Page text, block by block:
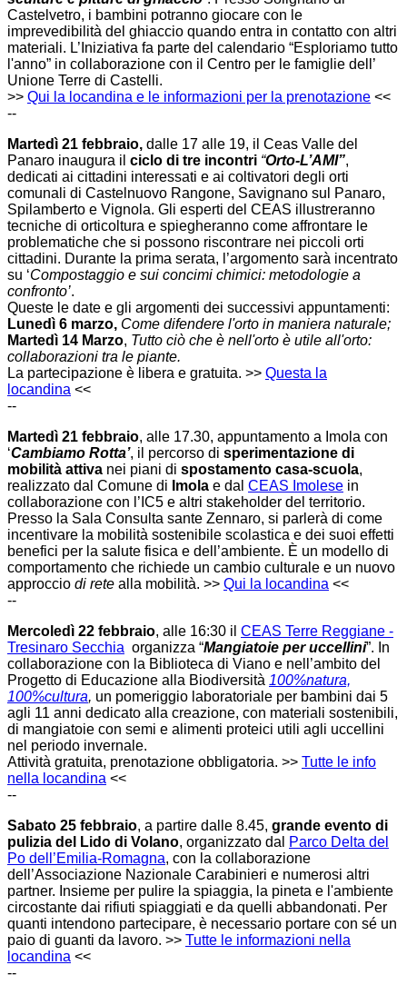
Castelvetro, i bambini potranno giocare con le
imprevedibilità del ghiaccio quando entra in contatto con altri
materiali. L’Iniziativa fa parte del calendario “Esploriamo tutto
l'anno” in collaborazione con il Centro per le famiglie dell’
Unione Terre di Castelli.
>> Qui la locandina e le informazioni per la prenotazione <<
--
Martedì 21 febbraio, dalle 17 alle 19, il Ceas Valle del
Panaro inaugura il ciclo di tre incontri “Orto-L’AMI”,
dedicati ai cittadini interessati e ai coltivatori degli orti
comunali di Castelnuovo Rangone, Savignano sul Panaro,
Spilamberto e Vignola. G li esperti del CEAS illustreranno
tecniche di orticoltura e spiegheranno come affrontare le
problematiche che si possono riscontrare nei piccoli orti
cittadini. Durante la prima serata, l’argomento sarà incentrato
su ‘Compostaggio e sui concimi chimici: metodologie a
confronto’.
Queste le date e gli argomenti dei successivi appuntamenti:
Lunedì 6 marzo, Come difendere l'orto in maniera naturale;
Martedì 14 Marzo, Tutto ciò che è nell'orto è utile all'orto:
collaborazioni tra le piante.
La partecipazione è libera e gratuita. >> Questa la
locandina <<
--
Martedì 21 febbraio, alle 17.30, appuntamento a Imola con
‘Cambiamo Rotta’, il percorso di sperimentazione di
mobilità attiva nei piani di spostamento casa-scuola,
realizzato dal Comune di Imola e dal CEAS Imolese in
collaborazione con l’IC5 e altri stakeholder del territorio.
Presso la Sala Consulta sante Zennaro, si parlerà di come
incentivare la mobilità sostenibile scolastica e dei suoi effetti
benefici per la salute fisica e dell’ambiente. È un modello di
comportamento che richiede un cambio culturale e un nuovo
approccio di rete alla mobilità. >> Qui la locandina <<
--
Mercoledì 22 febbraio, alle 16:30 il CEAS Terre Reggiane -
Tresinaro Secchia organizza “Mangiatoie per uccellini”. In
collaborazione con la Biblioteca di Viano e nell’ambito del
Progetto di Educazione alla Biodiversità 100%natura,
100%cultura, un pomeriggio laboratoriale per bambini dai 5
agli 11 anni dedicato alla creazione, con materiali sostenibili,
di mangiatoie con semi e alimenti proteici utili agli uccellini
nel periodo invernale.
Attività gratuita, prenotazione obbligatoria. >> Tutte le info
nella locandina <<
--
Sabato 25 febbraio, a partire dalle 8.45, grande evento di
pulizia del Lido di Volano, organizzato dal Parco Delta del
Po dell’Emilia-Romagna, con la collaborazione
dell’Associazione Nazionale Carabinieri e numerosi altri
partner. Insieme per pulire la spiaggia, la pineta e l'ambiente
circostante dai rifiuti spiaggiati e da quelli abbandonati. Per
quanti intendono partecipare, è necessario portare con sé un
paio di guanti da lavoro. >> Tutte le informazioni nella
locandina <<
--